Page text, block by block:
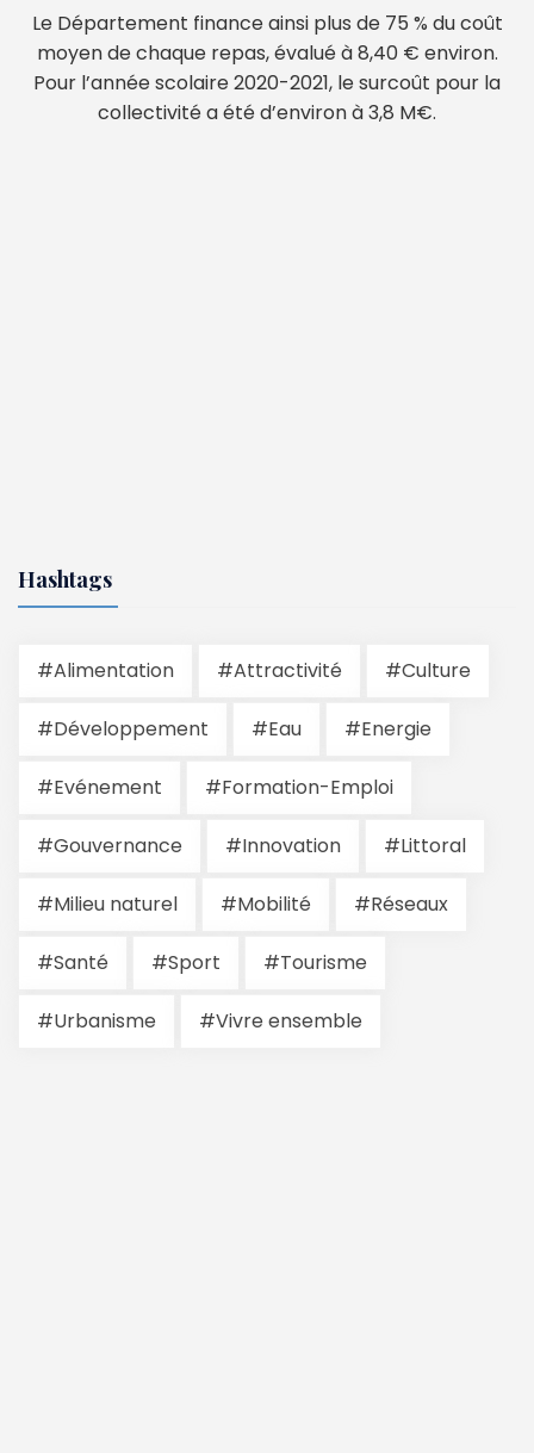
Le Département finance ainsi plus de 75 % du coût
moyen de chaque repas, évalué à 8,40 € environ.
Pour l’année scolaire 2020-2021, le surcoût pour la
collectivité a été d’environ à 3,8 M€.
Hashtags
#Alimentation #Attractivité #Culture
#Développement #Eau #Energie
#Evénement #Formation-Emploi
#Gouvernance #Innovation #Littoral
#Milieu naturel #Mobilité #Réseaux
#Santé #Sport #Tourisme
#Urbanisme #Vivre ensemble